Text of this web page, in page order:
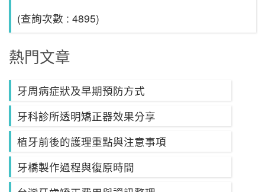
(查詢次數 : 4895)
熱門文章
牙周病症狀及早期預防方式
牙科診所透明矯正器效果分享
植牙前後的護理重點與注意事項
牙橋製作過程與復原時間